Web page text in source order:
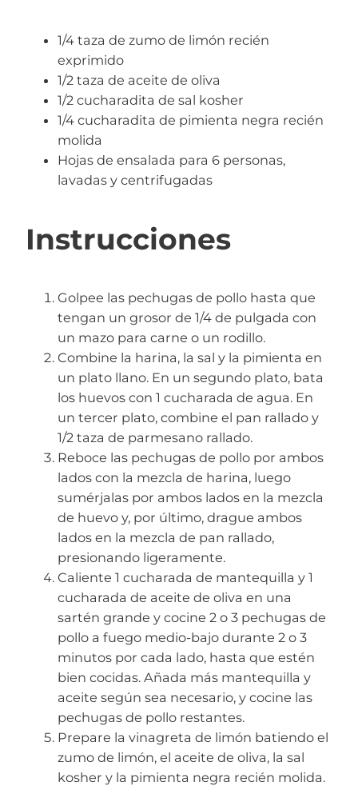
1/4 taza de zumo de limón recién
exprimido
1/2 taza de aceite de oliva
1/2 cucharadita de sal kosher
1/4 cucharadita de pimienta negra recién
molida
Hojas de ensalada para 6 personas,
lavadas y centrifugadas
Instrucciones
Golpee las pechugas de pollo hasta que
tengan un grosor de 1/4 de pulgada con
un mazo para carne o un rodillo.
Combine la harina, la sal y la pimienta en
un plato llano. En un segundo plato, bata
los huevos con 1 cucharada de agua. En
un tercer plato, combine el pan rallado y
1/2 taza de parmesano rallado.
Reboce las pechugas de pollo por ambos
lados con la mezcla de harina, luego
sumérjalas por ambos lados en la mezcla
de huevo y, por último, drague ambos
lados en la mezcla de pan rallado,
presionando ligeramente.
Caliente 1 cucharada de mantequilla y 1
cucharada de aceite de oliva en una
sartén grande y cocine 2 o 3 pechugas de
pollo a fuego medio-bajo durante 2 o 3
minutos por cada lado, hasta que estén
bien cocidas. Añada más mantequilla y
aceite según sea necesario, y cocine las
pechugas de pollo restantes.
Prepare la vinagreta de limón batiendo el
zumo de limón, el aceite de oliva, la sal
kosher y la pimienta negra recién molida.